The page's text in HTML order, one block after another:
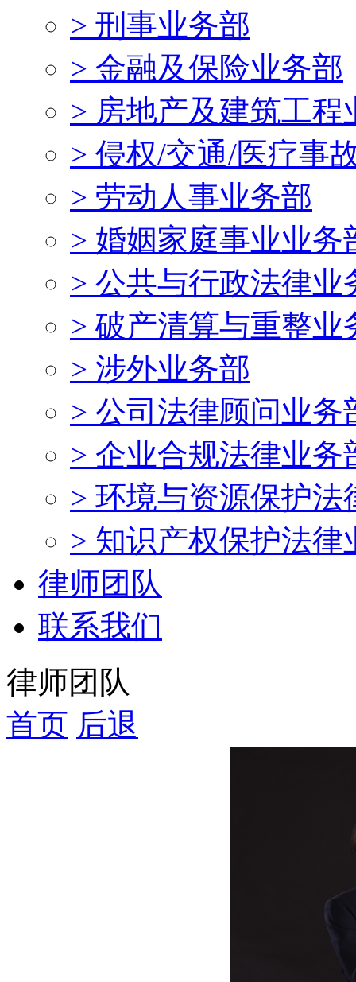
> 刑事业务部
> 金融及保险业务部
> 房地产及建筑工程
> 侵权/交通/医疗事
> 劳动人事业务部
> 婚姻家庭事业业务
> 公共与行政法律业
> 破产清算与重整业
> 涉外业务部
> 公司法律顾问业务
> 企业合规法律业务
> 环境与资源保护法
> 知识产权保护法律
律师团队
联系我们
律师团队
首页 后退